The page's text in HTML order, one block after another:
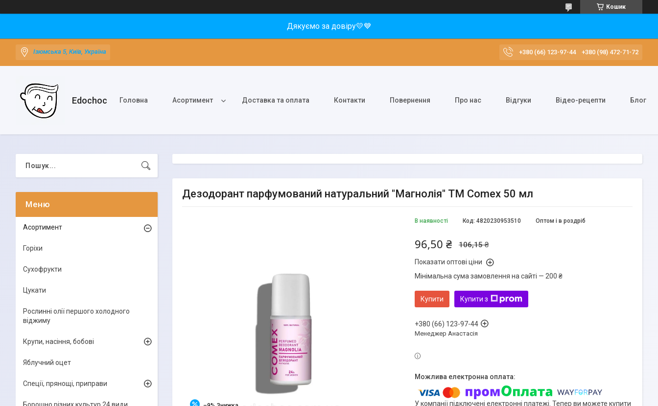
Кошик
Дякуємо за довіру💛💙
Ізюмська 5, Київ, Україна +380 (66) 123-97-44 +380 (98) 472-71-72
Edochoс Головна Асортимент Доставка та оплата Контакти Повернення Про нас Відгуки Відео-рецепти Блог
Дезодорант парфумований натуральний "Магнолія" TM Comex 50 мл
В наявності Оптом і в роздріб
Код: 4820230953510
106,15 ₴
96,50 ₴
Показати оптові ціни
Мінімальна сума замовлення на сайті — 200 ₴
Купити Купити з
+380 (66) 123-97-44
Менеджер Анастасія
У компанії підключені електронні платежі. Тепер ви можете купити
Асортимент
Горіхи
Сухофрукти
Цукати
Рослинні олії першого холодного
віджиму
Крупи, насіння, бобові
Яблучний оцет
Спеції, прянощі, приправи